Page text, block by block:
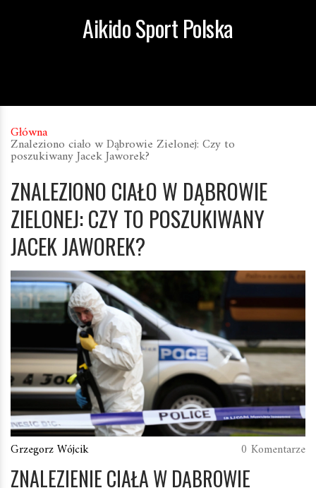
Aikido Sport Polska
Główna
Znaleziono ciało w Dąbrowie Zielonej: Czy to
poszukiwany Jacek Jaworek?
ZNALEZIONO CIAŁO W DĄBROWIE
ZIELONEJ: CZY TO POSZUKIWANY
JACEK JAWOREK?
Grzegorz Wójcik 0 Komentarze
ZNALEZIENIE CIAŁA W DĄBROWIE